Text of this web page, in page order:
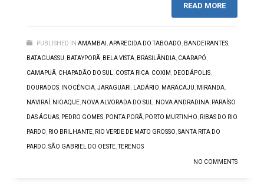
READ MORE
PUBLISHED IN AMAMBAI APARECIDA DO TABOADO BANDEIRANTES
BATAGUASSU BATAYPORÃ BELA VISTA BRASILÂNDIA CAARAPÓ
CAMAPUÃ CHAPADÃO DO SUL COSTA RICA COXIM DEODÁPOLIS
DOURADOS INOCÊNCIA JARAGUARI LADÁRIO MARACAJU MIRANDA
NAVIRAÍ NIOAQUE NOVA ALVORADA DO SUL NOVA ANDRADINA PARAÍSO
DAS ÁGUAS PEDRO GOMES PONTA PORÃ PORTO MURTINHO RIBAS DO RIO
PARDO RIO BRILHANTE RIO VERDE DE MATO GROSSO SANTA RITA DO
PARDO SÃO GABRIEL DO OESTE ,TERENOS
NO COMMENTS